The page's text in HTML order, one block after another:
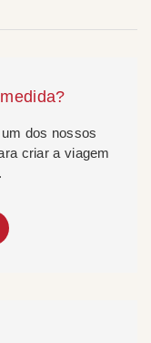
dos nossos
criar a viagem